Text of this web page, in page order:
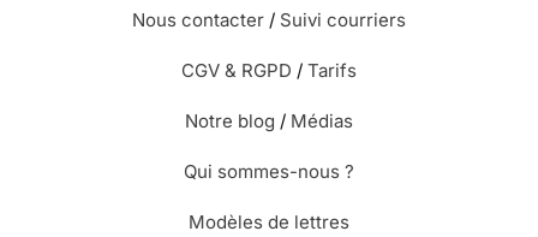
Nous contacter / Suivi courriers
CGV & RGPD / Tarifs
Notre blog / Médias
Qui sommes-nous ?
Modèles de lettres